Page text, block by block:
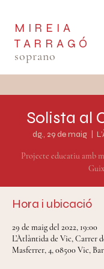
MIREIA
TARRAGÓ
soprano
Solista al
dg., 29 de maig
Projecte educatiu amb
Hora i ubicació
29 de maig del 2022, 19:00
L’Àtlàntida de Vic, Carrer
Masferrer, 4, 08500 Vic,